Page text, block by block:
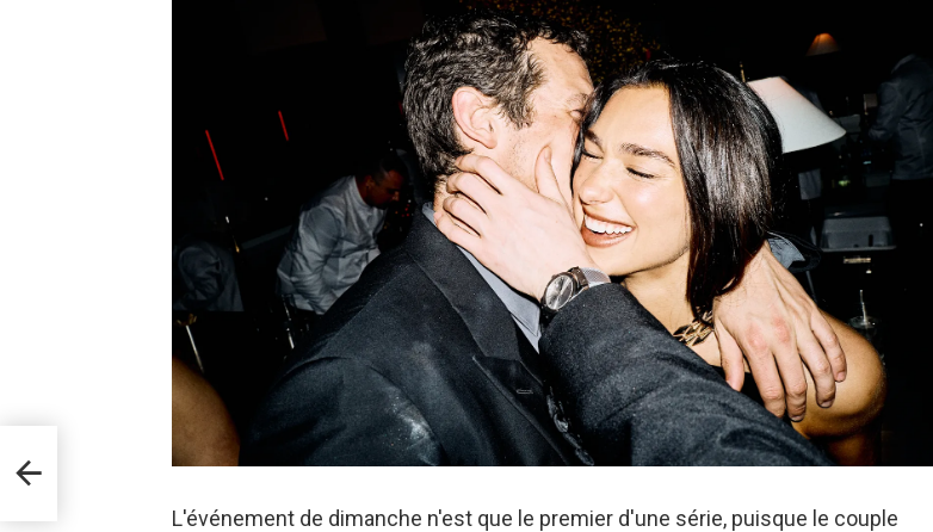
L'événement de dimanche n'est que le premier d'une série, puisque le couple